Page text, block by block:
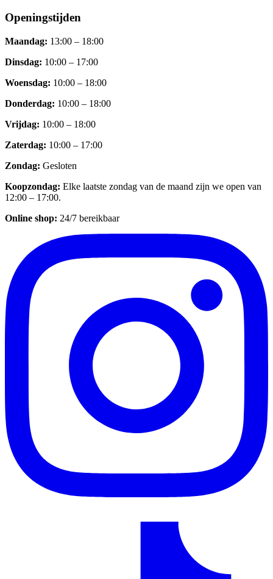
Openingstijden
Maandag: 13:00 – 18:00
Dinsdag: 10:00 – 17:00
Woensdag: 10:00 – 18:00
Donderdag: 10:00 – 18:00
Vrijdag: 10:00 – 18:00
Zaterdag: 10:00 – 17:00
Zondag: Gesloten
Koopzondag: Elke laatste zondag van de maand zijn we open van
12:00 – 17:00.
Online shop: 24/7 bereikbaar